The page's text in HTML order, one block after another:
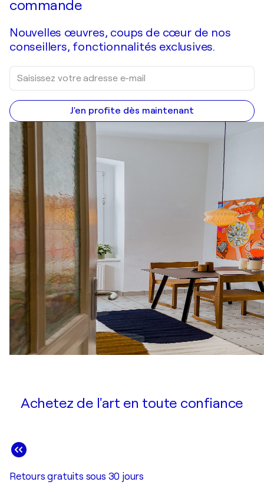
commande
Nouvelles œuvres, coups de cœur de nos
conseillers, fonctionnalités exclusives.
J'en profite dès maintenant
Achetez de l'art en toute confiance
Retours gratuits sous 30 jours